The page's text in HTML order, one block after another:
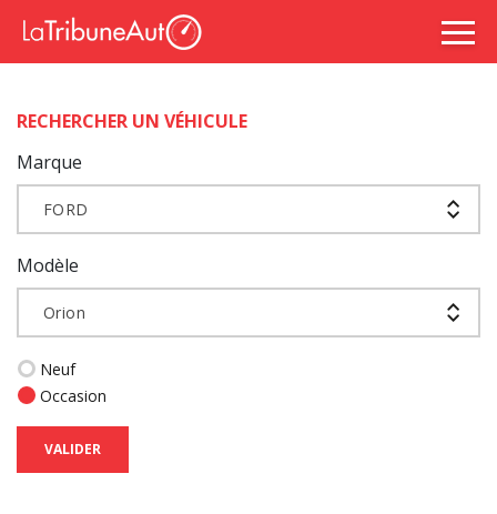
RECHERCHER UN VÉHICULE
Marque
FORD
Modèle
Orion
Neuf
Occasion
VALIDER